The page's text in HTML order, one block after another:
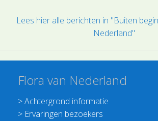
Lees hier alle berichten in "Buiten
Nederland"
Flora van Nederland
>Achtergrond informatie
> Ervaringen bezoekers